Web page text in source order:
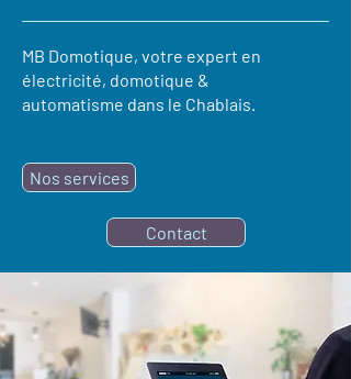
MB Domotique, votre expert en
électricité, domotique &
automatisme dans le Chablais.
Nos services
Contact